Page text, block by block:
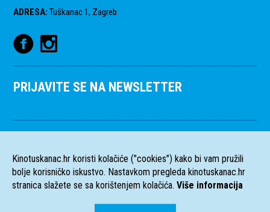
ADRESA: Tuškanac 1, Zagreb
PRIJAVITE SE NA NEWSLETTER
Kinotuskanac.hr koristi kolačiće ("cookies") kako bi vam pružili
bolje korisničko iskustvo. Nastavkom pregleda kinotuskanac.hr
stranica slažete se sa korištenjem kolačića. Više informacija